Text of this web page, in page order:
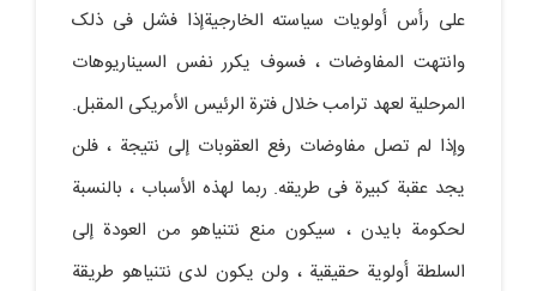
على رأس أولویات سیاسته الخارجیةإذا فشل فی ذلک
وانتهت المفاوضات ، فسوف یکرر نفس السیناریوهات
المرحلیة لعهد ترامب خلال فترة الرئیس الأمریکی المقبل.
وإذا لم تصل مفاوضات رفع العقوبات إلى نتیجة ، فلن
یجد عقبة کبیرة فی طریقه. ربما لهذه الأسباب ، بالنسبة
لحکومة بایدن ، سیکون منع نتنیاهو من العودة إلى
السلطة أولویة حقیقیة ، ولن یکون لدى نتنیاهو طریقة